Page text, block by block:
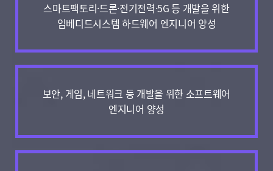
스마트팩토리·드론·전기전력·5G 등 개발을 위한
임베디드시스템 하드웨어 엔지니어 양성
보안, 게임, 네트워크 등 개발을 위한 소프트웨어
엔지니어 양성